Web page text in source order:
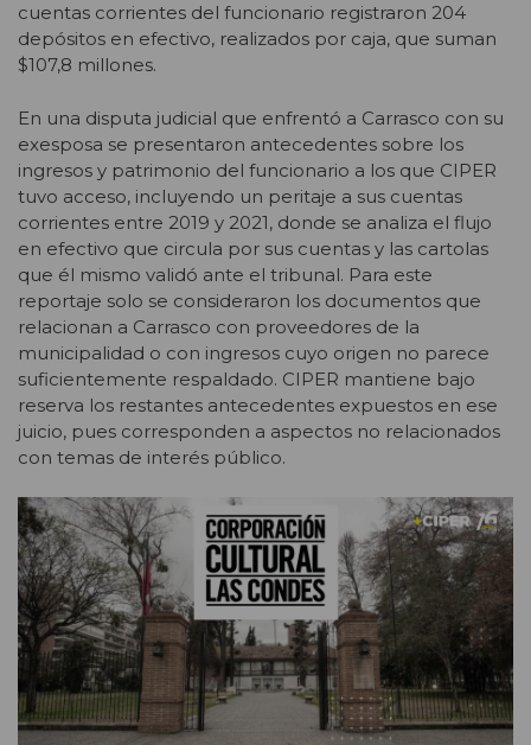
cuentas corrientes del funcionario registraron 204
depósitos en efectivo, realizados por caja, que suman
$107,8 millones.
En una disputa judicial que enfrentó a Carrasco con su
exesposa se presentaron antecedentes sobre los
ingresos y patrimonio del funcionario a los que CIPER
tuvo acceso, incluyendo un peritaje a sus cuentas
corrientes entre 2019 y 2021, donde se analiza el flujo
en efectivo que circula por sus cuentas y las cartolas
que él mismo validó ante el tribunal. Para este
reportaje solo se consideraron los documentos que
relacionan a Carrasco con proveedores de la
municipalidad o con ingresos cuyo origen no parece
suficientemente respaldado. CIPER mantiene bajo
reserva los restantes antecedentes expuestos en ese
juicio, pues corresponden a aspectos no relacionados
con temas de interés público.